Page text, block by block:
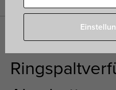
Web-Tutorial: